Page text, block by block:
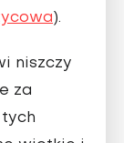
).
niszczy
za
tych